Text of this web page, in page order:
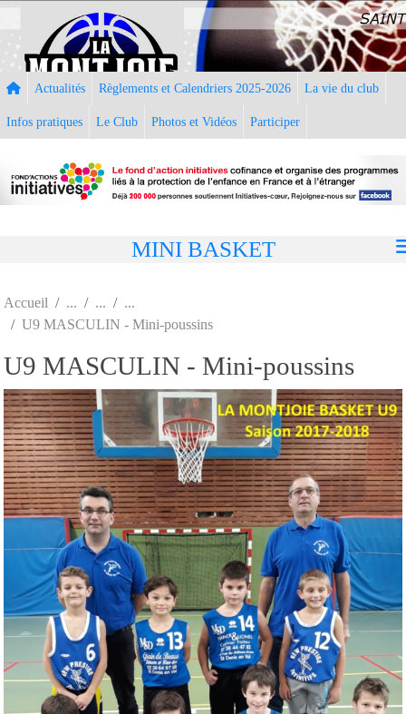
Actualités Règlements et Calendriers 2025-2026 La vie du club
Infos pratiques Le Club Photos et Vidéos Participer
MINI BASKET
Accueil
U9 MASCULIN - Mini-poussins
U9 MASCULIN - Mini-poussins
Panneau de gestion des cookies